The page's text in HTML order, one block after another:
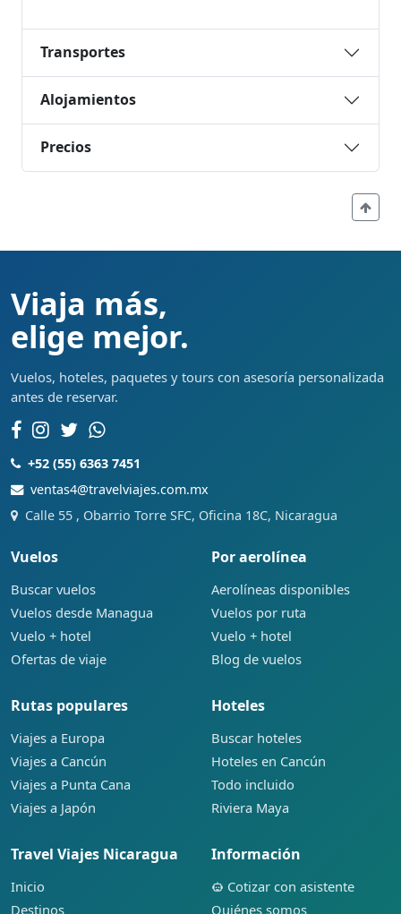
Transportes
Alojamientos
Precios
Viaja más,
elige mejor.
Vuelos, hoteles, paquetes y tours con asesoría personalizada
antes de reservar.
+52 (55) 6363 7451
ventas4@travelviajes.com.mx
Calle 55 , Obarrio Torre SFC, Oficina 18C, Nicaragua
Vuelos
Buscar vuelos
Vuelos desde Managua
Vuelo + hotel
Ofertas de viaje
Por aerolínea
Aerolíneas disponibles
Vuelos por ruta
Vuelo + hotel
Blog de vuelos
Rutas populares
Viajes a Europa
Viajes a Cancún
Viajes a Punta Cana
Viajes a Japón
Hoteles
Buscar hoteles
Hoteles en Cancún
Todo incluido
Riviera Maya
Travel Viajes Nicaragua
Inicio
Destinos
Información
Cotizar con asistente
Quiénes somos